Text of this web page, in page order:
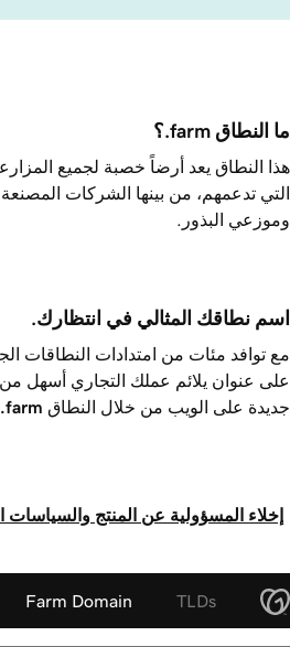
ما النطاق ‎.farm؟
هذا النطاق يعد أرضاً خصبة لجميع
التي تدعمهم، من بينها الشركات
وموزعي البذور.
اسم نطاقك المثالي في انتظارك.
مع توافد مئات من امتدادات النطاقات
على عنوان يلائم عملك التجاري أسهل
جديدة على الويب من خلال النطاق ‎ .farm
إخلاء المسؤولية عن المنتج والسياسات
TLDs
Farm Domain